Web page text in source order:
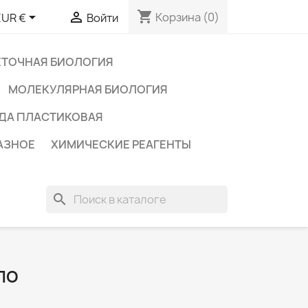
€  Войти shopping_cart Корзина (0)
БИОЛОГИЯ
МОЛЕКУЛЯРНАЯ БИОЛОГИЯ
ПЛАСТИКОВАЯ
ХИМИЧЕСКИЕ РЕАГЕНТЫ
search